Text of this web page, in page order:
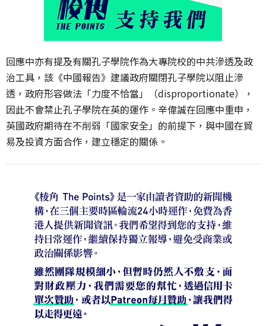
回應中亦有提及有關孔子學院作為大專院校的中共滲透及政
治工具，該《中國報告》建議政府關閉孔子學院以阻止滲
透，政府形容做法「力度不恰當」（disproportionate），
因此不會禁止孔子學院在英的運作。辛偉誠在回應中重申，
英國政府期待在不削弱「國家安全」的前提下，與中國在貿
易及投資方面合作，建立穩定的關係。